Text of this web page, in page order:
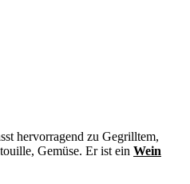
hervorragend zu Gegrilltem,
Gemüse. Er ist ein Wein